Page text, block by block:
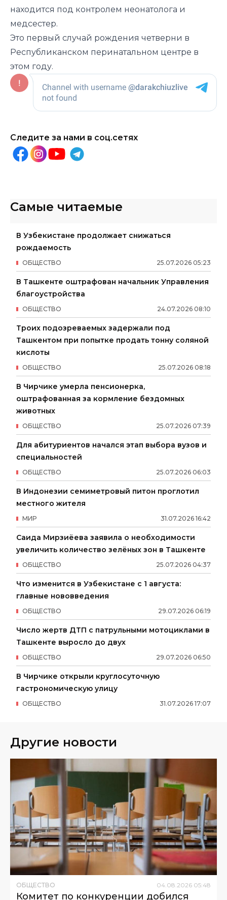
находится под контролем неонатолога и
медсестер.
Это первый случай рождения четверни в
Республиканском перинатальном центре в
этом году.
Следите за нами в соц.сетях
Самые читаемые
В Узбекистане продолжает снижаться
рождаемость
25.07.2026 05:23
ОБЩЕСТВО
В Ташкенте оштрафован начальник Управления
благоустройства
24.07.2026 08:10
ОБЩЕСТВО
Троих подозреваемых задержали под
Ташкентом при попытке продать тонну соляной
кислоты
25.07.2026 08:18
ОБЩЕСТВО
В Чирчике умерла пенсионерка,
оштрафованная за кормление бездомных
животных
25.07.2026 07:39
ОБЩЕСТВО
Для абитуриентов начался этап выбора вузов и
специальностей
25.07.2026 06:03
ОБЩЕСТВО
В Индонезии семиметровый питон проглотил
местного жителя
31.07.2026 16:42
МИР
Саида Мирзиёева заявила о необходимости
увеличить количество зелёных зон в Ташкенте
25.07.2026 04:37
ОБЩЕСТВО
Что изменится в Узбекистане с 1 августа:
главные нововведения
29.07.2026 06:19
ОБЩЕСТВО
Число жертв ДТП с патрульными мотоциклами в
Ташкенте выросло до двух
29.07.2026 06:50
ОБЩЕСТВО
В Чирчике открыли круглосуточную
гастрономическую улицу
31.07.2026 17:07
ОБЩЕСТВО
Другие новости
ОБЩЕСТВО 04.08.2026 05:48
Комитет по конкуренции добился